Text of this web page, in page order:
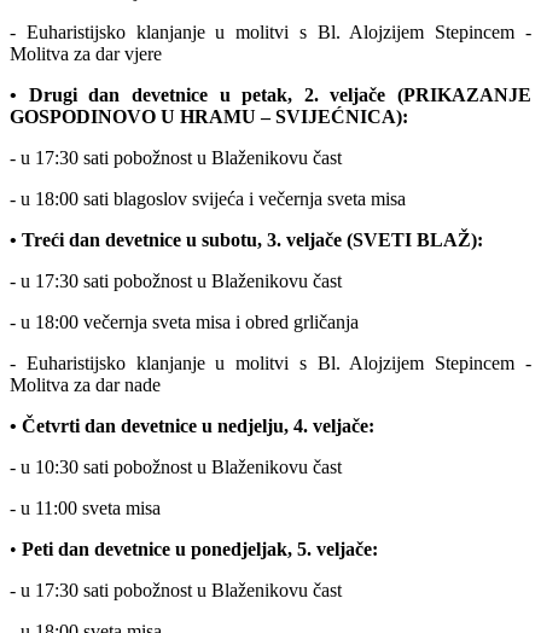
- Euharistijsko klanjanje u molitvi s Bl. Alojzijem Stepincem -
Molitva za dar vjere
• Drugi dan devetnice u petak, 2. veljače (PRIKAZANJE
GOSPODINOVO U HRAMU – SVIJEĆNICA):
- u 17:30 sati pobožnost u Blaženikovu čast
- u 18:00 sati blagoslov svijeća i večernja sveta misa
• Treći dan devetnice u subotu, 3. veljače (SVETI BLAŽ):
- u 17:30 sati pobožnost u Blaženikovu čast
- u 18:00 večernja sveta misa i obred grličanja
- Euharistijsko klanjanje u molitvi s Bl. Alojzijem Stepincem -
Molitva za dar nade
• Četvrti dan devetnice u nedjelju, 4. veljače:
- u 10:30 sati pobožnost u Blaženikovu čast
- u 11:00 sveta misa
• Peti dan devetnice u ponedjeljak, 5. veljače:
- u 17:30 sati pobožnost u Blaženikovu čast